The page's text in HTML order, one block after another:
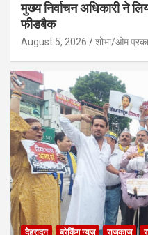
मुख्य निर्वाचन अधिकारी ने
फीडबैक
August 5, 2026 शोभा/ओम
देहरादून ब्रेकिंग न्यूज़ राजकाज